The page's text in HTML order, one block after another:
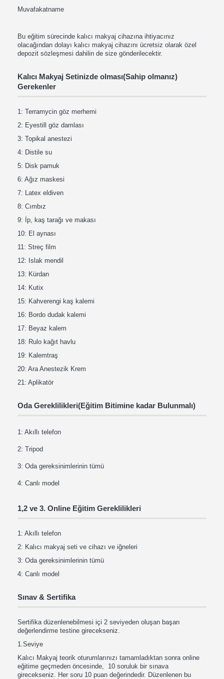
Muvafakatname
Bu eğitim sürecinde kalıcı makyaj cihazına ihtiyacınız
olacağından dolayı kalıcı makyaj cihazını ücretsiz olarak özel
depozit sözleşmesi dahilin de size gönderilecektir.
Kalıcı Makyaj Setinizde olması(Sahip olmanız)
Gerekenler
1: Terramycin göz merhemi
2: Eyestill göz damlası
3: Topikal anestezi
4: Distile su
5: Disk pamuk
6: Ağız maskesi
7: Latex eldiven
8: Cımbız
9: İp, kaş tarağı ve makası
10: El aynası
11: Streç film
12: Islak mendil
13: Kürdan
14: Kutix
15: Kahverengi kaş kalemi
16: Bordo dudak kalemi
17: Beyaz kalem
18: Rulo kağıt havlu
19: Kalemtraş
20: Ara Anestezik Krem
21: Aplikatör
Oda Gereklilikleri(Eğitim Bitimine kadar Bulunmalı)
1: Akıllı telefon
2: Tripod
3: Oda gereksinimlerinin tümü
4: Canlı model
1,2 ve 3. Online Eğitim Gereklilikleri
1: Akıllı telefon
2: Kalıcı makyaj seti ve cihazı ve iğneleri
3: Oda gereksinimlerinin tümü
4: Canlı model
Sınav & Sertifika
Sertifika düzenlenebilmesi içi 2 seviyeden oluşan başarı
değerlendirme testine girecekseniz.
1.Seviye
Kalıcı Makyaj teorik oturumlarınızı tamamladıktan sonra online
eğitime geçmeden öncesinde, 10 soruluk bir sınava
girecekseniz. Her soru 10 puan değerindedir. Düzenlenen bu